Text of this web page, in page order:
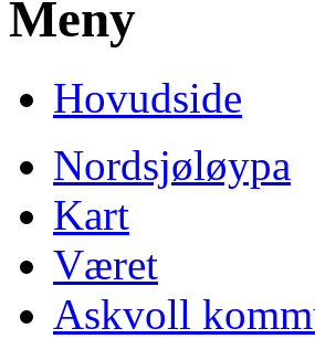
Meny
Hovudside
Nordsjøløypa
Kart
Været
Askvoll